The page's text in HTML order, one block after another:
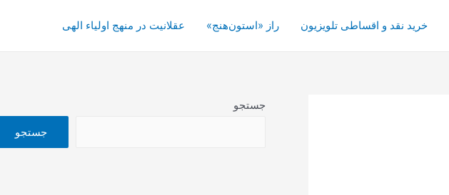
خرید نقد و اقساطی تلویزیون راز «استون‌هنج» عقلانیت در منهج اولیاء الهی
جستجو
جستجو